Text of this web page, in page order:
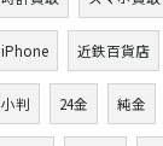
iPhone 近鉄百貨店
小判 24金 純金